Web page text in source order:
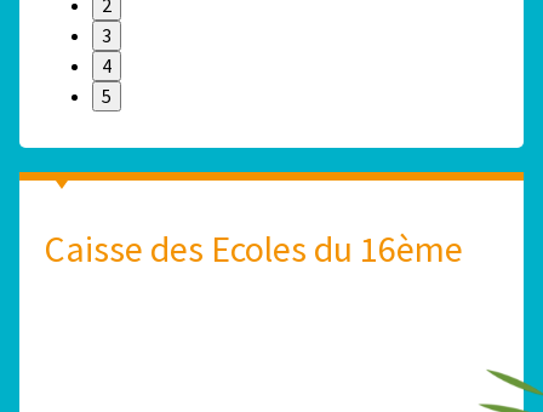
2
3
4
5
Caisse des Ecoles du 16ème